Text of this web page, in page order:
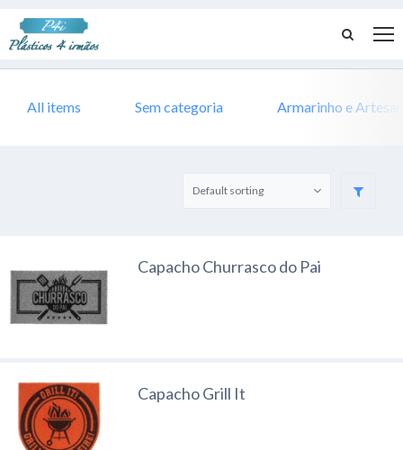
All items Sem categoria Armarinho e
Capacho Churrasco do Pai
Capacho Grill It